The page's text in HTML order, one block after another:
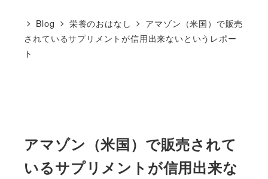
Blog 栄養のおはなし
アマゾン（米国）で販売
されているサプリメントが信用出来ないというレポー
ト
アマゾン（米国）で販売されて
いるサプリメントが信用出来な